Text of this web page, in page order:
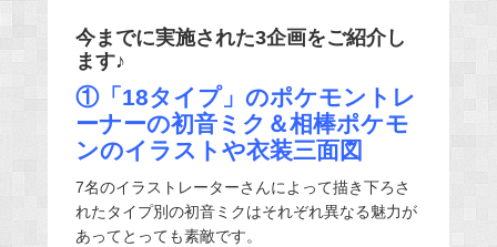
今までに実施された3企画をご紹介し
ます♪
①「18タイプ」のポケモントレ
ーナーの初音ミク＆相棒ポケモ
ンのイラストや衣装三面図
7名のイラストレーターさんによって描き下ろさ
れたタイプ別の初音ミクはそれぞれ異なる魅力が
あってとっても素敵です。